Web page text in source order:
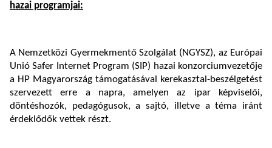
hazai programjai:
A Nemzetközi Gyermekmentő Szolgálat (NGYSZ), az Európai
Unió Safer Internet Program (SIP) hazai konzorciumvezetője
a HP Magyarország támogatásával kerekasztal-beszélgetést
szervezett erre a napra, amelyen az ipar képviselői,
döntéshozók, pedagógusok, a sajtó, illetve a téma iránt
érdeklődők vettek részt.